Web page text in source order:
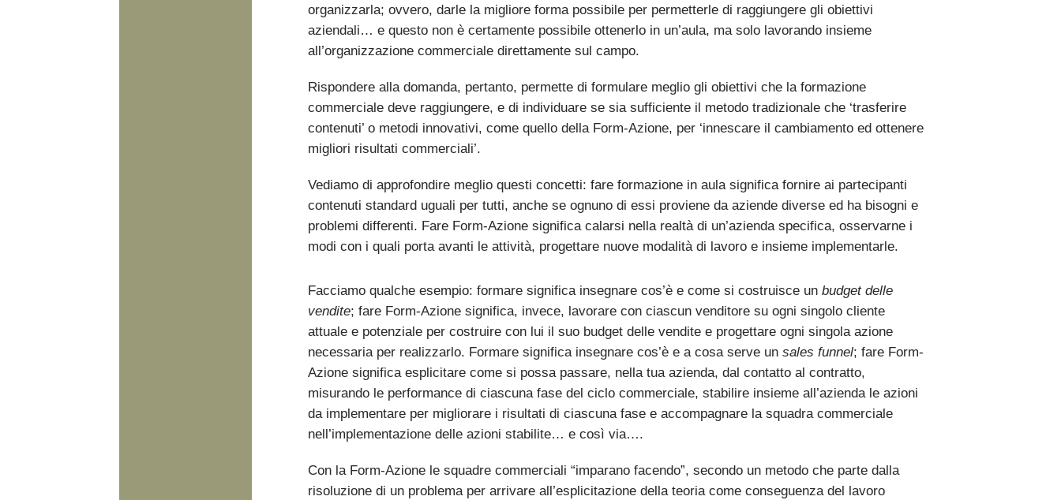
organizzarla; ovvero, darle la migliore forma possibile per permetterle di raggiungere gli obiettivi
aziendali… e questo non è certamente possibile ottenerlo in un’aula, ma solo lavorando insieme
all’organizzazione commerciale direttamente sul campo.
Rispondere alla domanda, pertanto, permette di formulare meglio gli obiettivi che la formazione
commerciale deve raggiungere, e di individuare se sia sufficiente il metodo tradizionale che ‘trasferire
contenuti’ o metodi innovativi, come quello della Form-Azione, per ‘innescare il cambiamento ed ottenere
migliori risultati commerciali’.
Vediamo di approfondire meglio questi concetti: fare formazione in aula significa fornire ai partecipanti
contenuti standard uguali per tutti, anche se ognuno di essi proviene da aziende diverse ed ha bisogni e
problemi differenti. Fare Form-Azione significa calarsi nella realtà di un’azienda specifica, osservarne i
modi con i quali porta avanti le attività, progettare nuove modalità di lavoro e insieme implementarle.
Facciamo qualche esempio: formare significa insegnare cos’è e come si costruisce un budget delle
vendite; fare Form-Azione significa, invece, lavorare con ciascun venditore su ogni singolo cliente
attuale e potenziale per costruire con lui il suo budget delle vendite e progettare ogni singola azione
necessaria per realizzarlo. Formare significa insegnare cos’è e a cosa serve un sales funnel; fare Form-
Azione significa esplicitare come si possa passare, nella tua azienda, dal contatto al contratto,
misurando le performance di ciascuna fase del ciclo commerciale, stabilire insieme all’azienda le azioni
da implementare per migliorare i risultati di ciascuna fase e accompagnare la squadra commerciale
nell’implementazione delle azioni stabilite… e così via….
Con la Form-Azione le squadre commerciali “imparano facendo”, secondo un metodo che parte dalla
risoluzione di un problema per arrivare all’esplicitazione della teoria come conseguenza del lavoro